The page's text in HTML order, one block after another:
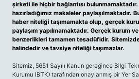
şirketi ile hiçbir bağlantısı
hazırladığımız makaleler paylaşılmaktadır.
haber niteliği taşımamakta olup, gerçek
paylaşım yapılmamaktadır. Gerçek kurum
benzerlikleri tamamen tesadüfidir.
halindedir ve tavsiye niteliği taşımazlar.
Sitemiz, 5651 Sayılı Kanun gereğince Bilgi
Kurumu (BTK) tarafından onaylanmış bir Yer